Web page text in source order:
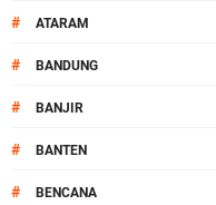
# ATARAM
# BANDUNG
# BANJIR
# BANTEN
# BENCANA